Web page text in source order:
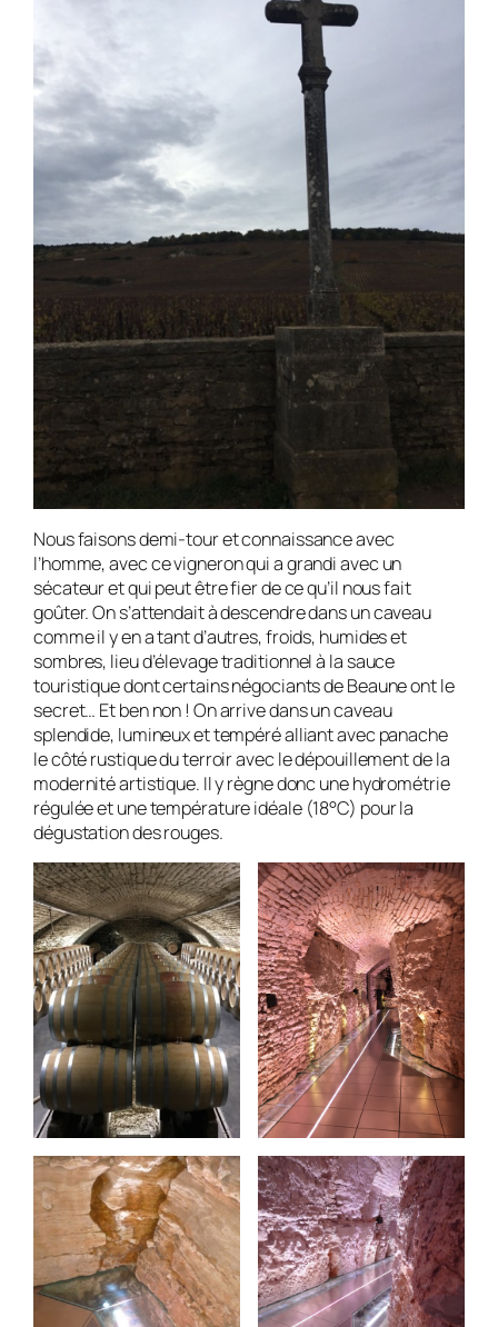
Nous faisons demi-tour et connaissance avec
l’homme, avec ce vigneron qui a grandi avec un
sécateur et qui peut être fier de ce qu’il nous fait
goûter. On s’attendait à descendre dans un caveau
comme il y en a tant d’autres, froids, humides et
sombres, lieu d’élevage traditionnel à la sauce
touristique dont certains négociants de Beaune ont le
secret… Et ben non ! On arrive dans un caveau
splendide, lumineux et tempéré alliant avec panache
le côté rustique du terroir avec le dépouillement de la
modernité artistique. Il y règne donc une hydrométrie
régulée et une température idéale (18°C) pour la
dégustation des rouges.